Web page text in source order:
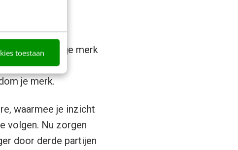
toestaan
volgers van je merk
bent met je
je merk.
waarmee je inzicht
volgen. Nu zorgen
door derde partijen